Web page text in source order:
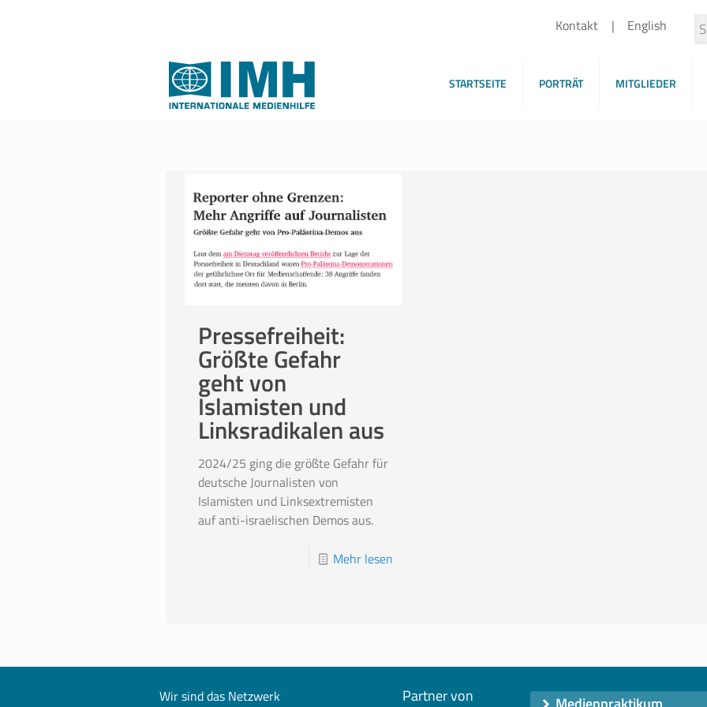
Kontakt English
STARTSEITE PORTRÄT MITGLIEDER
Pressefreiheit:
Größte Gefahr
geht von
Islamisten und
Linksradikalen aus
2024/25 ging die größte Gefahr für
deutsche Journalisten von
Islamisten und Linksextremisten
auf anti-israelischen Demos aus.
Mehr lesen
Wir sind das Netzwerk
Partner von